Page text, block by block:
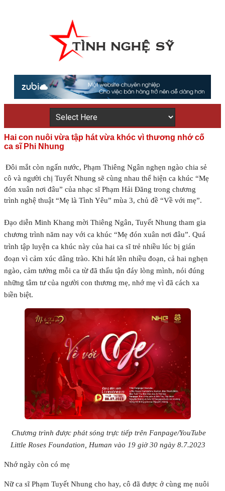
Hai con nuôi vừa tập hát vừa khóc vì thương nhớ cố
ca sĩ Phi Nhung
Đôi mắt còn ngấn nước, Phạm Thiêng Ngân nghẹn ngào chia sẻ
cô và người chị Tuyết Nhung sẽ cùng nhau thể hiện ca khúc “Mẹ
đón xuân nơi đâu” của nhạc sĩ Phạm Hải Đăng trong chương
trình nghệ thuật “Mẹ là Tình Yêu” mùa 3, chủ đề “Về với mẹ”.
Đạo diễn Minh Khang mời Thiêng Ngân, Tuyết Nhung tham gia
chương trình năm nay với ca khúc “Mẹ đón xuân nơi đâu”. Quá
trình tập luyện ca khúc này của hai ca sĩ trẻ nhiều lúc bị gián
đoạn vì cảm xúc dâng trào. Khi hát lên nhiều đoạn, cả hai nghẹn
ngào, cảm tưởng mỗi ca từ đã thấu tận đáy lòng mình, nói đúng
những tâm tư của người con thương mẹ, nhớ mẹ vì đã cách xa
biền biệt.
Chương trình được phát sóng trực tiếp trên Fanpage/YouTube
Little Roses Foundation, Human vào 19 giờ 30 ngày 8.7.2023
Nhớ ngày còn có mẹ
Nữ ca sĩ Phạm Tuyết Nhung cho hay, cô đã được ở cùng mẹ nuôi